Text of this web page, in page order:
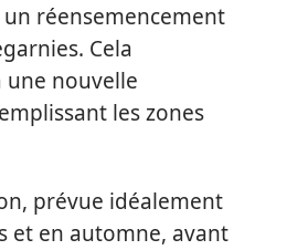
réensemencement
Cela
une nouvelle
les zones
prévue idéalement
et en automne, avant